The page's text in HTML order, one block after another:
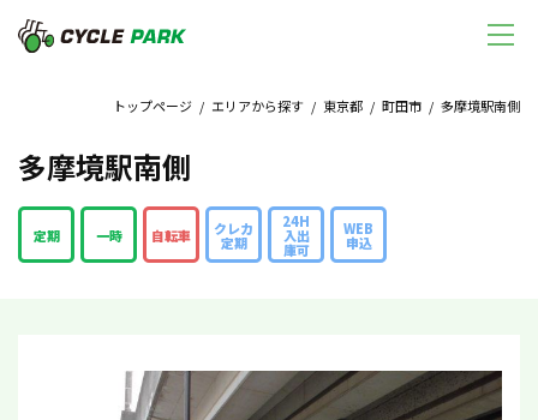
トップページ / エリアから探す / 東京都 / 町田市 / 多摩境駅南側
多摩境駅南側
定期 一時 自転車 クレカ
定期
24H
入出
庫可
WEB
申込